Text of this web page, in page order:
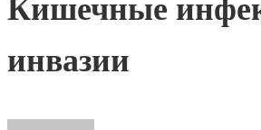
Кишечные
инвазии